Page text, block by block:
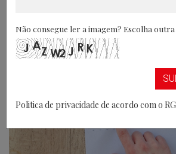
Não consegue ler a imagem? Escolha outra
Politica de privacidade de acordo com o